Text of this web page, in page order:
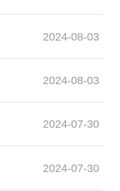
2024-08-03
2024-08-03
2024-07-30
2024-07-30